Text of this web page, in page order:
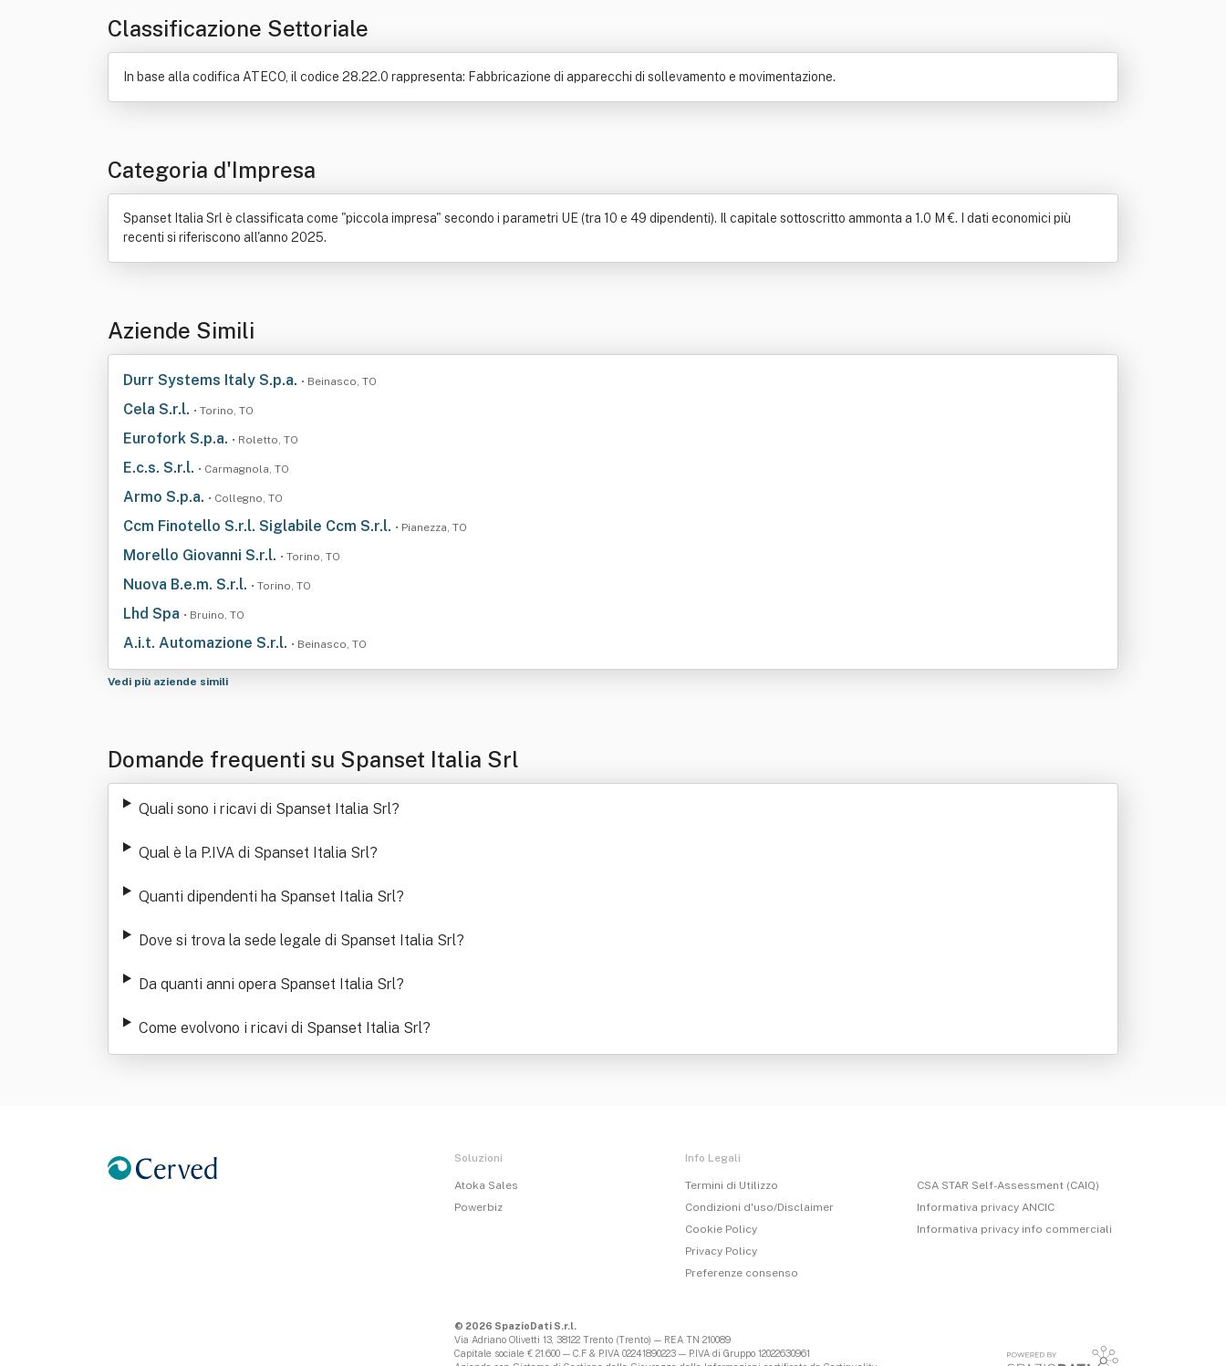
Classificazione Settoriale
In base alla codifica ATECO, il codice 28.22.0 rappresenta: Fabbricazione di apparecchi di sollevamento e movimentazione.
Categoria d'Impresa
Spanset Italia Srl è classificata come "piccola impresa" secondo i parametri UE (tra 10 e 49 dipendenti). Il capitale sottoscritto ammonta a 1.0 M €. I dati economici più
recenti si riferiscono all'anno 2025.
Aziende Simili
Durr Systems Italy S.p.a. • Beinasco, TO
Cela S.r.l. • Torino, TO
Eurofork S.p.a. • Roletto, TO
E.c.s. S.r.l. • Carmagnola, TO
Armo S.p.a. • Collegno, TO
Ccm Finotello S.r.l. Siglabile Ccm S.r.l. • Pianezza, TO
Morello Giovanni S.r.l. • Torino, TO
Nuova B.e.m. S.r.l. • Torino, TO
Lhd Spa • Bruino, TO
A.i.t. Automazione S.r.l. • Beinasco, TO
Vedi più aziende simili
Domande frequenti su Spanset Italia Srl
Quali sono i ricavi di Spanset Italia Srl?
Qual è la P.IVA di Spanset Italia Srl?
Quanti dipendenti ha Spanset Italia Srl?
Dove si trova la sede legale di Spanset Italia Srl?
Da quanti anni opera Spanset Italia Srl?
Come evolvono i ricavi di Spanset Italia Srl?
Soluzioni
Atoka Sales
Powerbiz
Info Legali
Termini di Utilizzo
Condizioni d'uso/Disclaimer
Cookie Policy
Privacy Policy
Preferenze consenso
CSA STAR Self-Assessment (CAIQ)
Informativa privacy ANCIC
Informativa privacy info commerciali
© 2026 SpazioDati S.r.l.
Via Adriano Olivetti 13, 38122 Trento (Trento) — REA TN 210089
Capitale sociale € 21.600 — C.F & P.IVA 02241890223 — P.IVA di Gruppo 12022630961